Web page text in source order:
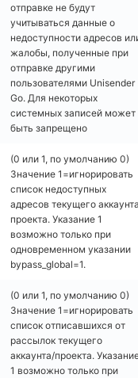
отправке не будут
учитываться данные о
недоступности адресов
жалобы, полученные при
отправке другими
пользователями Unisender
Go. Для некоторых
системных записей может
быть запрещено
(0 или 1, по умолчанию 0)
Значение 1=игнорировать
список недоступных
адресов текущего
проекта. Указание 1
возможно только при
одновременном указании
bypass_global=1.
(0 или 1, по умолчанию 0)
Значение 1=игнорировать
список отписавшихся от
рассылок текущего
аккаунта/проекта.
1 возможно только при